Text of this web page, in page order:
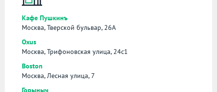
Кафе Пушкинъ
Москва, Тверской бульвар, 26А
Oxus
Москва, Трифоновская улица, 24с1
Boston
Москва, Лесная улица, 7